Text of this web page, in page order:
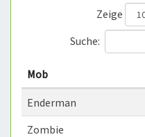
Zeige
Suche:
Mob
Enderman
Zombie